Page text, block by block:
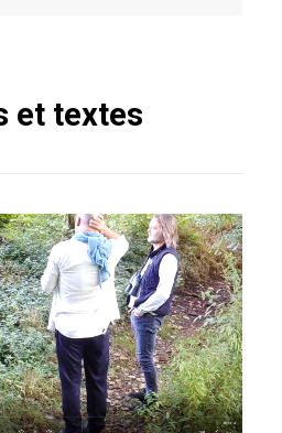
et textes